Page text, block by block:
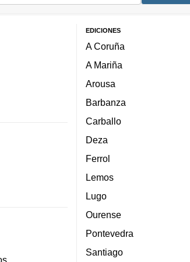
EDICIONES
A Coruña
A Mariña
Arousa
Barbanza
Carballo
Deza
Ferrol
Lemos
Lugo
Ourense
Pontevedra
Santiago